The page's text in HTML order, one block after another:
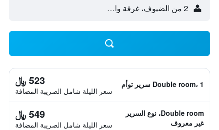
2 من الضيوف، غرفة واحدة
Double room، 1 سرير توأم 523 ﷼
سعر الليلة شامل الصريبة المضافة
Double room، نوع السرير
غير معروف
549 ﷼
سعر الليلة شامل الصريبة المضافة